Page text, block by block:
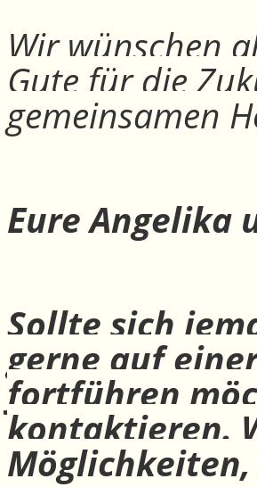
Wir wünschen
Gute für die
gemeinsamen
Eure Angelika
Sollte sich
gerne auf
fortführen
kontaktieren.